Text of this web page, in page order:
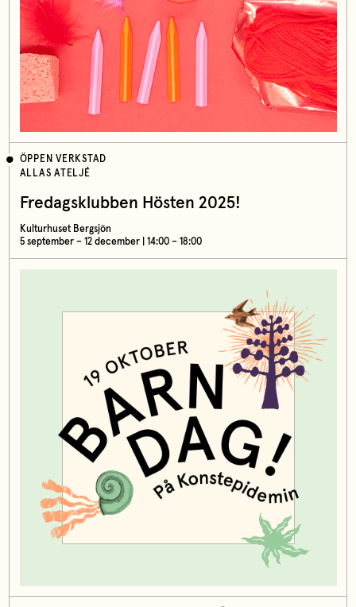
ÖPPEN VERKSTAD
ALLAS ATELJÉ
Fredagsklubben Hösten 2025!
Kulturhuset Bergsjön
5 september – 12 december | 14:00 – 18:00